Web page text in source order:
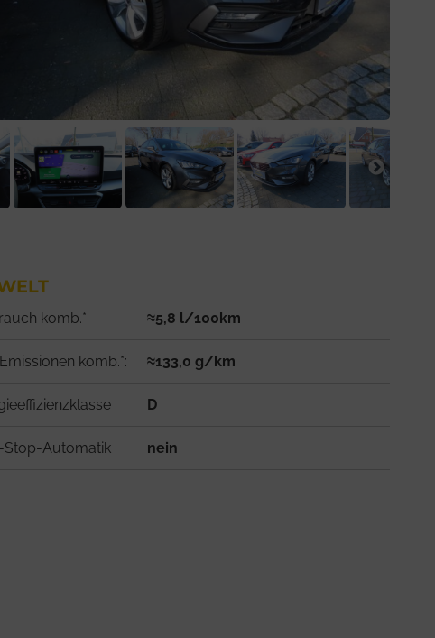
komb.*: ≈5,8 l/100km
komb.*: ≈133,0 g/km
D
Stop-Automatik nein